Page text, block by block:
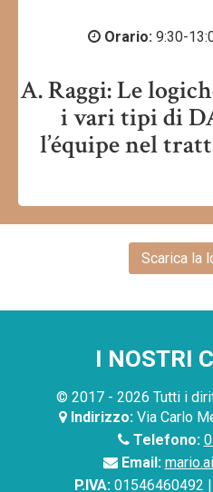
Orario: 9:30-
A. Raggi: Le
i vari tipi di
l’équipe nel
Scarica la
I NOSTRI
© 2017 - 2026 Tutti i
Indirizzo: Via Carlo
Telefono:
Email:
P.IVA: 01546460492